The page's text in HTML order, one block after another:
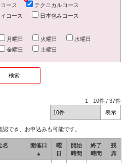
ース
テクニカルコース
コース
日本包みコース
月曜日 火曜日
水曜日
金曜日 土曜日
1 - 10件 /37件
でき、お申込みも可能です。
名
開催日
▲
曜
日
開始
時間
終了
時間
残
席